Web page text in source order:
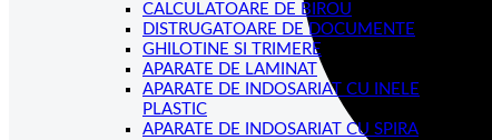
CALCULATOARE DE BIROU
DISTRUGATOARE DE DOCUMENTE
GHILOTINE SI TRIMERE
APARATE DE LAMINAT
APARATE DE INDOSARIAT CU INELE
PLASTIC
APARATE DE INDOSARIAT CU SPIRA